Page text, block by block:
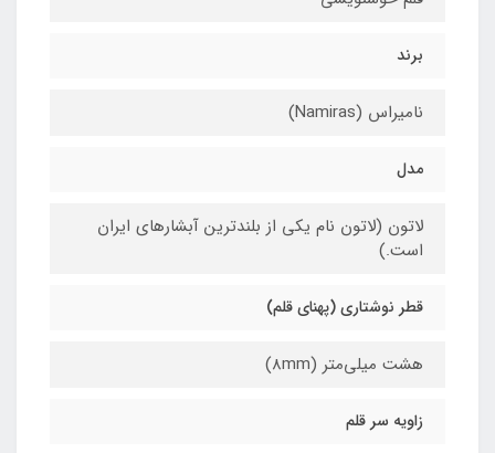
برند
نامیراس (Namiras)
مدل
لاتون (لاتون نام یکی از بلندترین آبشارهای ایران
است.)
قطر نوشتاری (پهنای قلم)
هشت میلی‌متر (8mm)
زاویه سر قلم